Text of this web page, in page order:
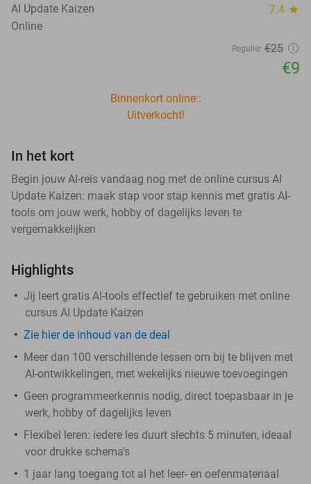
AI Update Kaizen 7.4 star
Online
Regulier €25
€9
Binnenkort online::
Uitverkocht!
In het kort
Begin jouw AI-reis vandaag nog met de online cursus AI
Update Kaizen: maak stap voor stap kennis met gratis AI-
tools om jouw werk, hobby of dagelijks leven te
vergemakkelijken
Highlights
Jij leert gratis AI-tools effectief te gebruiken met online
cursus AI Update Kaizen
Zie hier de inhoud van de deal
Meer dan 100 verschillende lessen om bij te blijven met
AI-ontwikkelingen, met wekelijks nieuwe toevoegingen
Geen programmeerkennis nodig, direct toepasbaar in je
werk, hobby of dagelijks leven
Flexibel leren: iedere les duurt slechts 5 minuten, ideaal
voor drukke schema's
1 jaar lang toegang tot al het leer- en oefenmateriaal